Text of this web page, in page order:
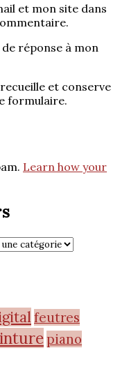
et mon site dans
réponse à mon
et conserve
formulaire.
Learn how your
feutres
piano